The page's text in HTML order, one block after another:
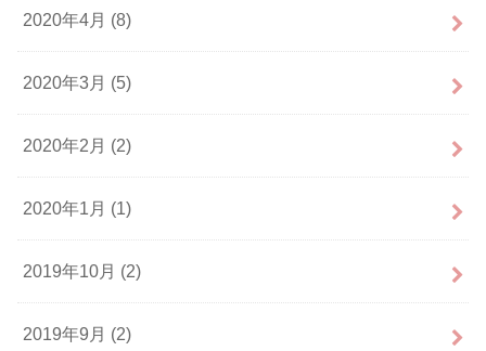
2020年4月 (8)
2020年3月 (5)
2020年2月 (2)
2020年1月 (1)
2019年10月 (2)
2019年9月 (2)